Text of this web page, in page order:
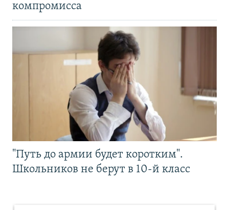
компромисса
"Путь до армии будет коротким".
Школьников не берут в 10-й класс